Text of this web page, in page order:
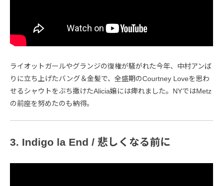
ライオットガールやグランジの復権が騒がれた今年、中村アンば
りに立ち上げたバング＆金髪で、全盛期のCourtney Loveを思わ
せるシャウトをぶち撒けたAlicia嬢には痺れました。NYではMetz
の前座を努めたのも納得。
3. Indigo la End / 悲しくなる前に